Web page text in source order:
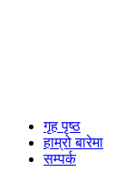
गृह पृष्ठ
हाम्रो बारेमा
सम्पर्क